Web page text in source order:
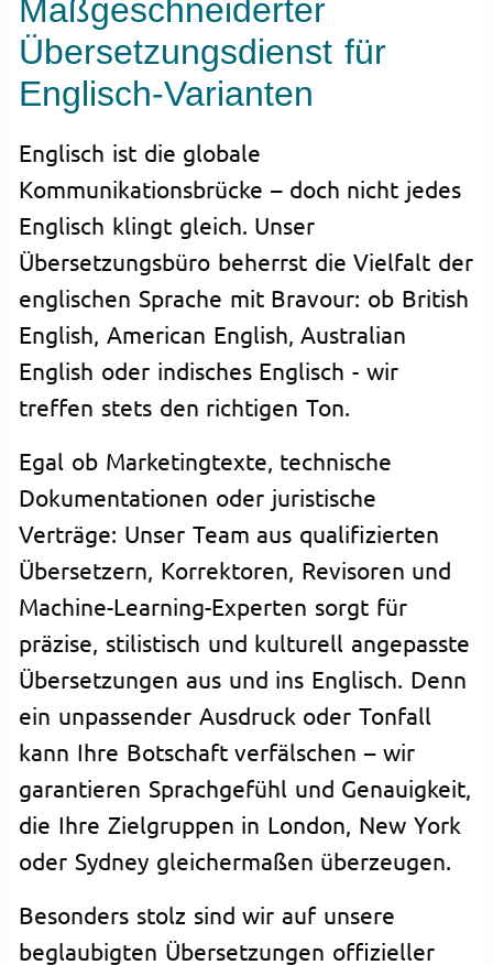
Maßgeschneiderter
Übersetzungsdienst für
Englisch-Varianten
Englisch ist die globale
Kommunikationsbrücke – doch nicht jedes
Englisch klingt gleich. Unser
Übersetzungsbüro beherrst die Vielfalt der
englischen Sprache mit Bravour: ob British
English, American English, Australian
English oder indisches Englisch - wir
treffen stets den richtigen Ton.
Egal ob Marketingtexte, technische
Dokumentationen oder juristische
Verträge: Unser Team aus qualifizierten
Übersetzern, Korrektoren, Revisoren und
Machine-Learning-Experten sorgt für
präzise, stilistisch und kulturell angepasste
Übersetzungen aus und ins Englisch. Denn
ein unpassender Ausdruck oder Tonfall
kann Ihre Botschaft verfälschen – wir
garantieren Sprachgefühl und Genauigkeit,
die Ihre Zielgruppen in London, New York
oder Sydney gleichermaßen überzeugen.
Besonders stolz sind wir auf unsere
beglaubigten Übersetzungen offizieller